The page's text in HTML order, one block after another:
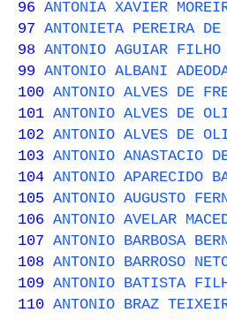
96 ANTONIA XAVIER
97 ANTONIETA PEREIRA DE
98 ANTONIO AGUIAR FILHO
99 ANTONIO ALBANI
100 ANTONIO ALVES DE
101 ANTONIO ALVES DE
102 ANTONIO ALVES DE
103 ANTONIO ANASTACIO
104 ANTONIO APARECIDO
105 ANTONIO AUGUSTO
106 ANTONIO AVELAR
107 ANTONIO BARBOSA
108 ANTONIO BARROSO
109 ANTONIO BATISTA
110 ANTONIO BRAZ